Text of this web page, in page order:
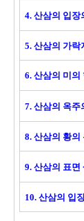
4. 산삼의 입장
5. 산삼의 가락
6. 산삼의 미의
7. 산삼의 옥주
8. 산삼의 황의
9. 산삼의 표면
10. 산삼의 입